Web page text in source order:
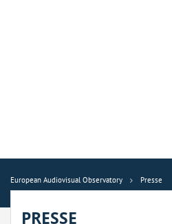
European Audiovisual Observatory Presse
PRESSE